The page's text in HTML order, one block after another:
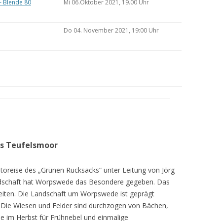
Blende 80 Mi 06.Oktober 2021, 19.00 Uhr
Do 04. November 2021, 19:00 Uhr
Teufelsmoor
des „Grünen Rucksacks“ unter Leitung von Jörg
hat Worpswede das Besondere gegeben. Das
Die Landschaft um Worpswede ist geprägt
Wiesen und Felder sind durchzogen von Bächen,
im Herbst für Frühnebel und einmalige